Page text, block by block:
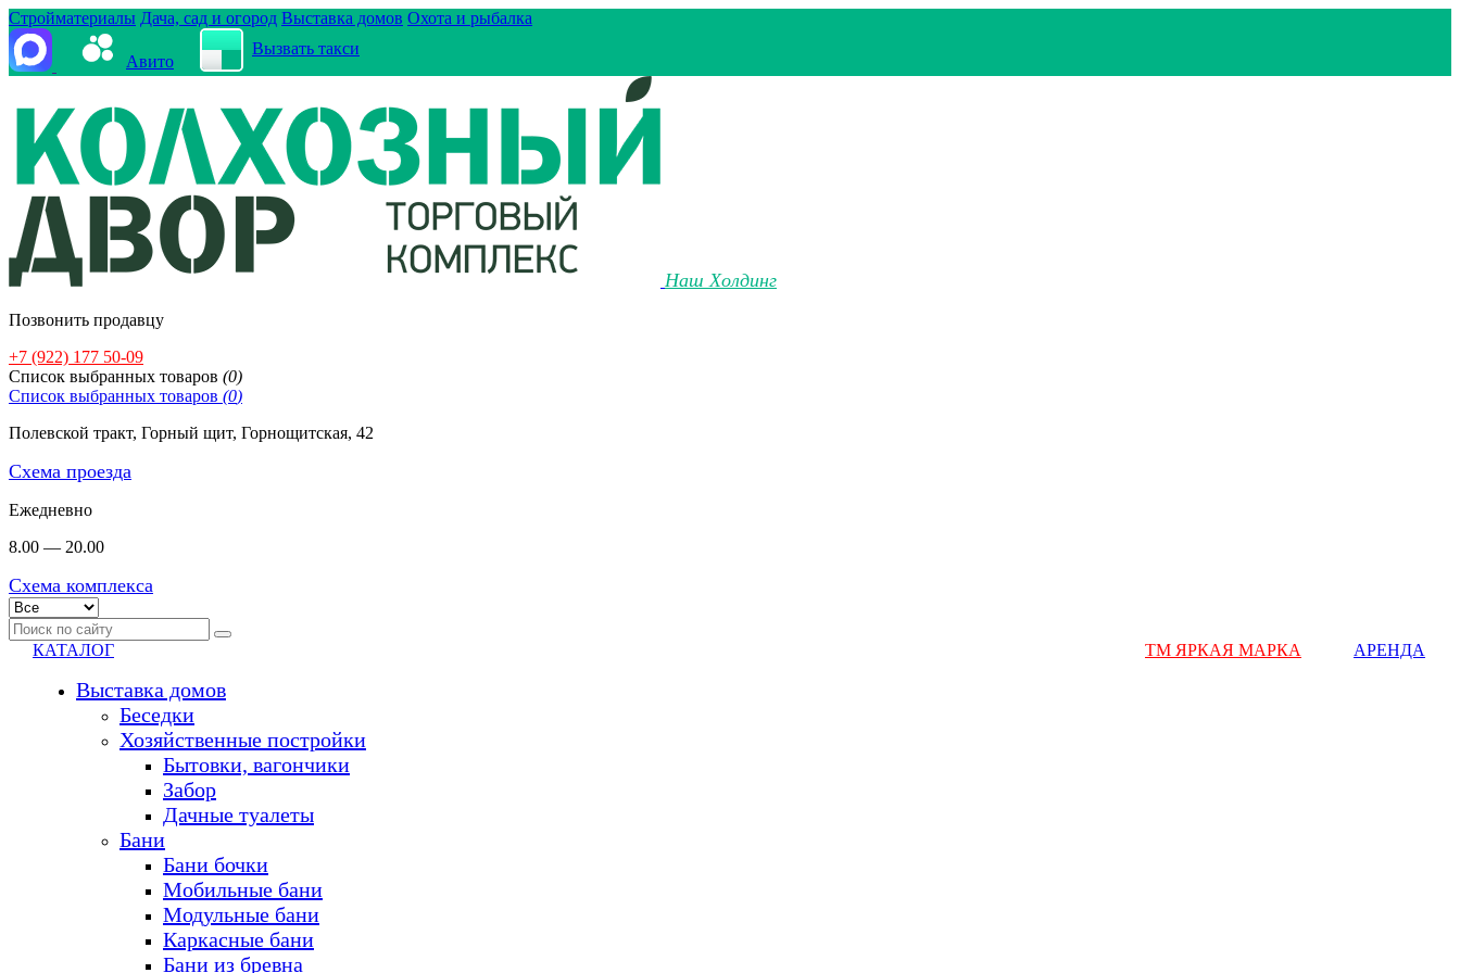
Стройматериалы Дача, сад и огород Выставка домов Охота и рыбалка
Авито
Вызвать такси
Наш Холдинг
Позвонить продавцу
+7 (922) 177 50-09
Cписок выбранных товаров (0)
Cписок выбранных товаров (0)
Полевской тракт, Горный щит, Горнощитская, 42
Схема проезда
Ежедневно
8.00 — 20.00
Схема комплекса
КАТАЛОГ
Выставка домов
Беседки
Хозяйственные постройки
Бытовки, вагончики
Забор
Дачные туалеты
Бани
Бани бочки
Мобильные бани
Модульные бани
Каркасные бани
Бани из бревна
ТМ ЯРКАЯ МАРКА АРЕНДА